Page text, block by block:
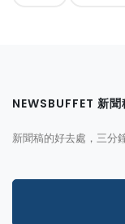
NEWSBUFFET 新
新聞稿的好去處，三分